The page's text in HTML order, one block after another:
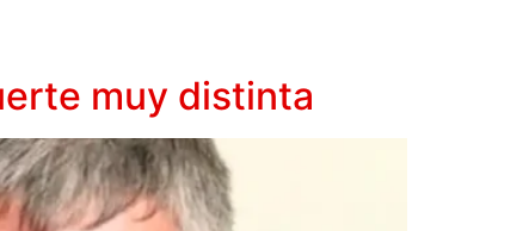
muy distinta